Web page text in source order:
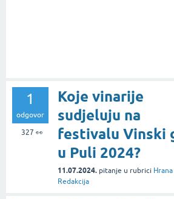
1
odgovor
327 👀
Koje vinarije
sudjeluju na
festivalu Vinski
u Puli 2024?
11.07.2024. pitanje u rubrici
Redakcija